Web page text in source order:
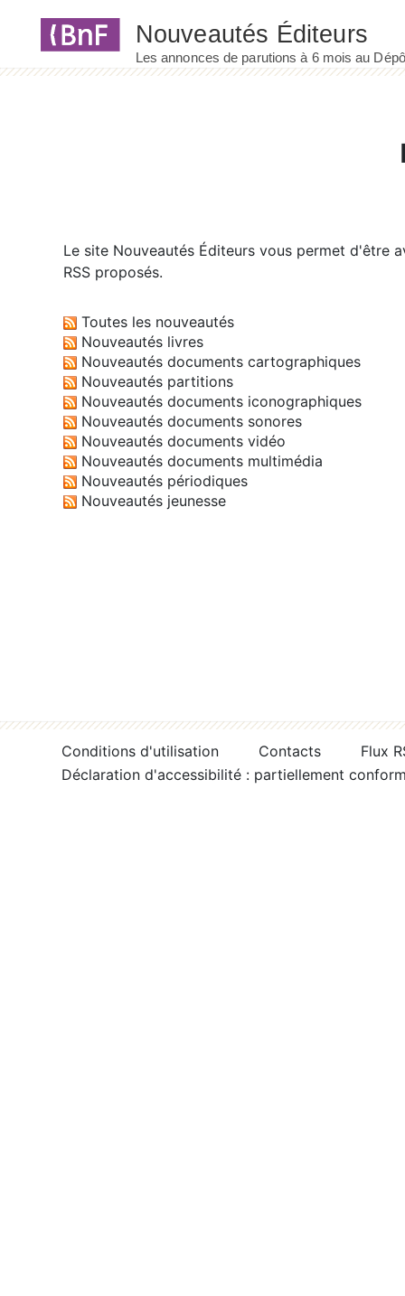
Le site Nouveautés Éditeurs vous permet d'être
RSS proposés.
Toutes les nouveautés
Nouveautés livres
Nouveautés documents cartographiques
Nouveautés partitions
Nouveautés documents iconographiques
Nouveautés documents sonores
Nouveautés documents vidéo
Nouveautés documents multimédia
Nouveautés périodiques
Nouveautés jeunesse
Conditions d'utilisation Contacts
Flux
Déclaration d'accessibilité : partiellement